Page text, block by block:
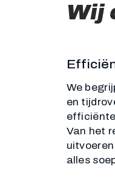
Wij
We
en
Van het
alles